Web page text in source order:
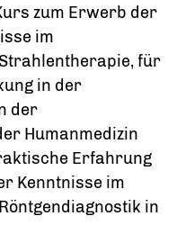
zum Erwerb der
im
für
in der
der
Humanmedizin
Erfahrung
Kenntnisse im
in